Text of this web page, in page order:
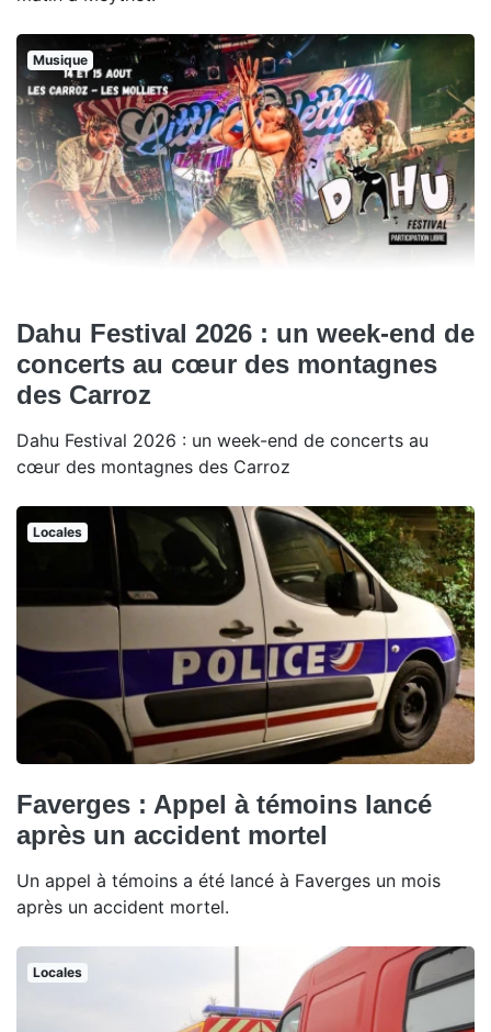
Musique
Dahu Festival 2026 : un week-end de
concerts au cœur des montagnes
des Carroz
Dahu Festival 2026 : un week-end de concerts au
cœur des montagnes des Carroz
Locales
Faverges : Appel à témoins lancé
après un accident mortel
Un appel à témoins a été lancé à Faverges un mois
après un accident mortel.
Locales